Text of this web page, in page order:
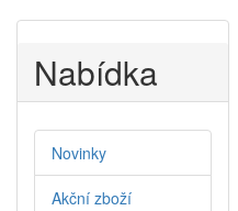
Nabídka
Novinky
Akční zboží